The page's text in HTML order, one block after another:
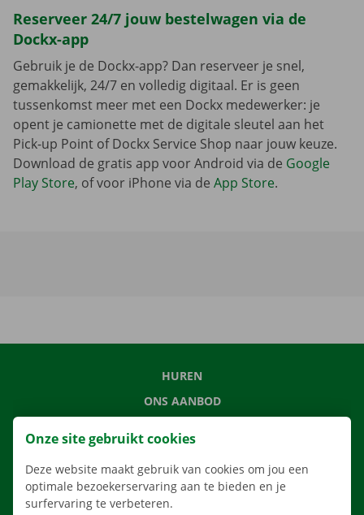
Reserveer 24/7 jouw bestelwagen via de
Dockx-app
Gebruik je de Dockx-app? Dan reserveer je snel,
gemakkelijk, 24/7 en volledig digitaal. Er is geen
tussenkomst meer met een Dockx medewerker: je
opent je camionette met de digitale sleutel aan het
Pick-up Point of Dockx Service Shop naar jouw keuze.
Download de gratis app voor Android via de Google
Play Store, of voor iPhone via de App Store.
HUREN
ONS AANBOD
APP
VERHUISOPLOSSINGEN
Onze site gebruikt cookies
Deze website maakt gebruik van cookies om jou een
optimale bezoekerservaring aan te bieden en je
surfervaring te verbeteren.